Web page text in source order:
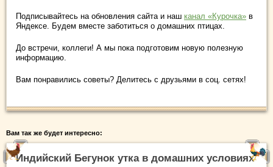
Подписывайтесь на обновления сайта и наш канал «Курочка» в
Яндексе. Будем вместе заботиться о домашних птицах.
До встречи, коллеги! А мы пока подготовим новую полезную
информацию.
Вам понравились советы? Делитесь с друзьями в соц. сетях!
Вам так же будет интересно:
Индийский Бегунок утка в домашних условиях